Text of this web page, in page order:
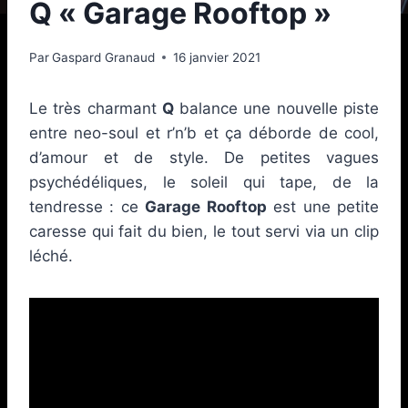
Q « Garage Rooftop »
ParGaspard Granaud 16 janvier 2021
Le très charmant Qbalance une nouvelle piste
entre neo-soul et r’n’b et ça déborde de cool,
d’amour et de style. De petites vagues
psychédéliques, le soleil qui tape, de la
tendresse : ce Garage Rooftop est une petite
caresse qui fait du bien, le tout servi via un clip
léché.